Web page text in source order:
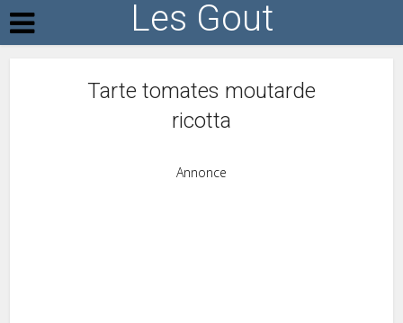
Les Gout
Tarte tomates moutarde
ricotta
Annonce